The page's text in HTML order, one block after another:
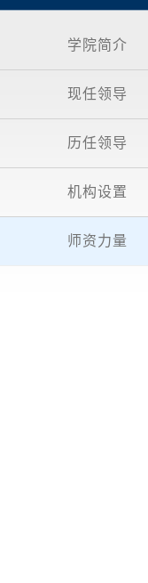
学院简介
现任领导
历任领导
机构设置
师资力量